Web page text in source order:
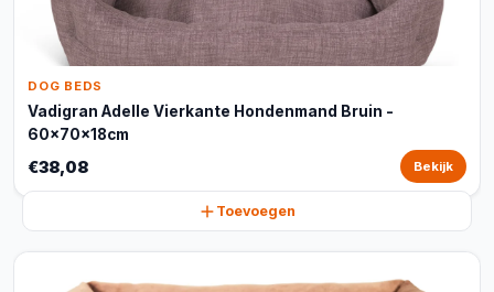
DOG BEDS
Vadigran Adelle Vierkante Hondenmand Bruin -
60x70x18cm
€38,08 Bekijk
Toevoegen